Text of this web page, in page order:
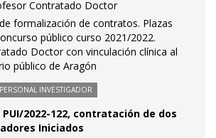
Contratado Doctor
formalización de contratos. Plazas
público curso 2021/2022.
Doctor con vinculación clínica al
público de Aragón
INVESTIGADOR
2022-122, contratación de dos
Iniciados